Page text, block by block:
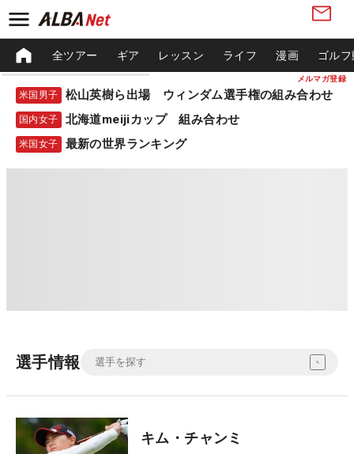
メルマガ登録
全ツアー ギア レッスン ライフ 漫画 ゴル
米国男子 松山英樹ら出場 ウィンダム選手権の組み合わせ
国内女子 北海道meijiカップ 組み合わせ
米国女子 最新の世界ランキング
選手情報
キム・チャンミ